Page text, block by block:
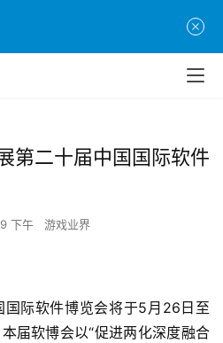
第二十届中国国际软件
下午 游戏业界
际软件博览会将于5月26日至
届软博会以“促进两化深度融合